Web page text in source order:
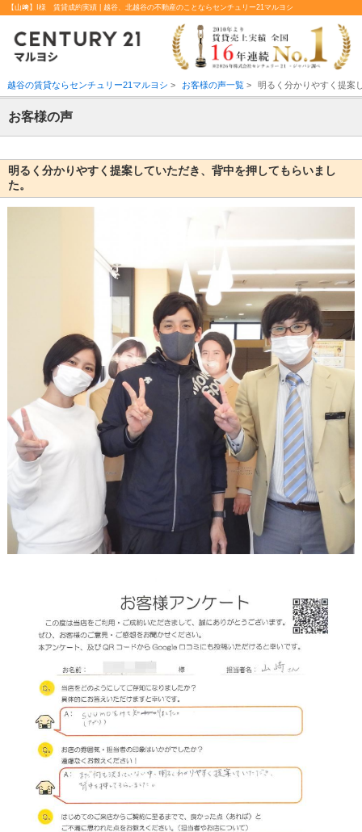
【山﨑】I様 賃貸成約実績 | 越谷、北越谷の不動産のことならセンチュリー21マルヨシ
越谷の賃貸ならセンチュリー21マルヨシ > お客様の声一覧> 明るく分かりやすく提案
お客様の声
明るく分かりやすく提案していただき、背中を押してもらいまし
た。